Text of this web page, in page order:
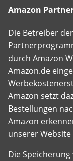
Amazon
Die Betreiber
durch Amazon
Amazon.de
Amazon setzt
Bestellungen
Amazon
unserer
Die Speicherung